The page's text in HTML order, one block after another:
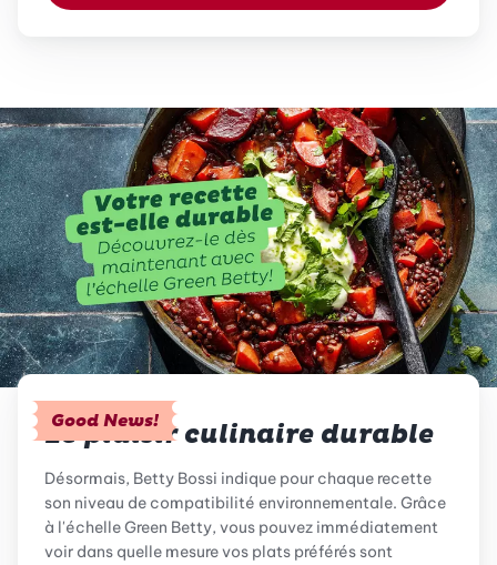
Good News!
Le plaisir culinaire durable
Désormais, Betty Bossi indique pour chaque recette
son niveau de compatibilité environnementale. Grâce
à l'échelle Green Betty, vous pouvez immédiatement
voir dans quelle mesure vos plats préférés sont